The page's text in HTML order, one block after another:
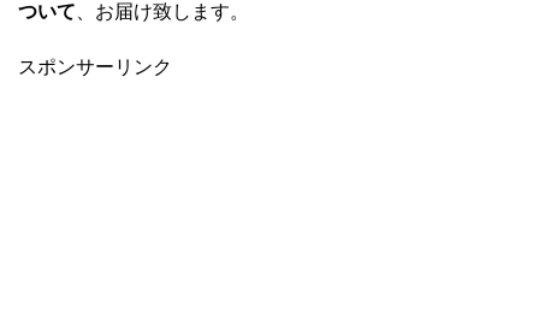
ついて 、お届け致します。
スポンサーリンク